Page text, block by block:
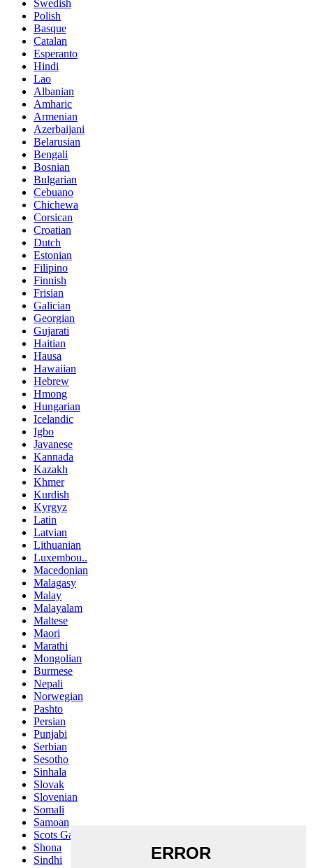
Swedish
Polish
Basque
Catalan
Esperanto
Hindi
Lao
Albanian
Amharic
Armenian
Azerbaijani
Belarusian
Bengali
Bosnian
Bulgarian
Cebuano
Chichewa
Corsican
Croatian
Dutch
Estonian
Filipino
Finnish
Frisian
Galician
Georgian
Gujarati
Haitian
Hausa
Hawaiian
Hebrew
Hmong
Hungarian
Icelandic
Igbo
Javanese
Kannada
Kazakh
Khmer
Kurdish
Kyrgyz
Latin
Latvian
Lithuanian
Luxembou..
Macedonian
Malagasy
Malay
Malayalam
Maltese
Maori
Marathi
Mongolian
Burmese
Nepali
Norwegian
Pashto
Persian
Punjabi
Serbian
Sesotho
Sinhala
Slovak
Slovenian
Somali
Samoan
Scots Gaelic
Shona
Sindhi